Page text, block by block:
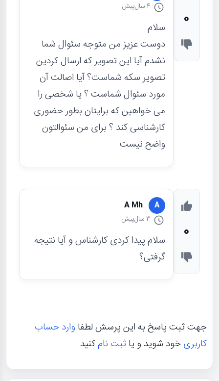
0
4 سال پیش
سلام
دوست عزیز من متوجه سئوال شما
نشدم آیا این تصویر که ارسال کردین
تصویر سکه شماست؟ آیا اصالت آن
مورد سئوال شماست ؟ یا شخصی را
می خواهین که برایتان بطور حضوری
کارشناسی کند ؟ برای من سئوالتون
واضح نیست
0
A
A Mh
3 سال پیش
سلام پیدا کردی کارشناس و آیا نتیجه
گرفتی؟
جهت ثبت پاسخ به این پرسش لطفا وارد حساب
کاربریخود شوید و یاثبت نامکنید